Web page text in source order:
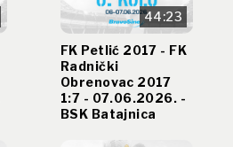
44:23
FK Petlić 2017 - FK
Radnički
Obrenovac 2017
1:7 - 07.06.2026. -
BSK Batajnica